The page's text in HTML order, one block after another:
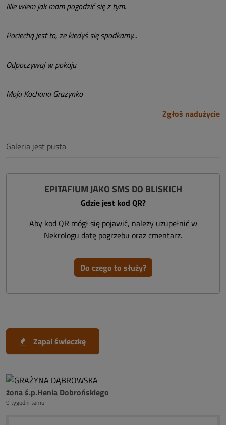
Nie wiem jak mam pogodzić się z tym.
Pociechą jest to, że kiedyś się spodkamy...
Odpoczywaj w pokoju
Moja Kochana Grażynko
Zgłoś nadużycie
Galeria jest pusta
EPITAFIUM JAKO SMS DO BLISKICH
Gdzie jest kod QR?
Aby kod QR mógł się pojawić, należy uzupełnić w
Nekrologu datę pogrzebu oraz cmentarz.
Do czego to służy?
Zapal świeczkę
żona ś.p.Henia Dobrońskiego
9 tygodni temu